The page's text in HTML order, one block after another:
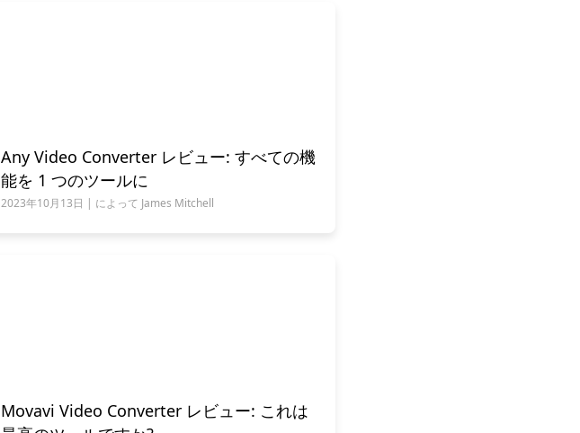
Any Video Converter レビュー: すべての機
能を 1 つのツールに
2023年10月13日 | によって James Mitchell
Movavi Video Converter レビュー: これは